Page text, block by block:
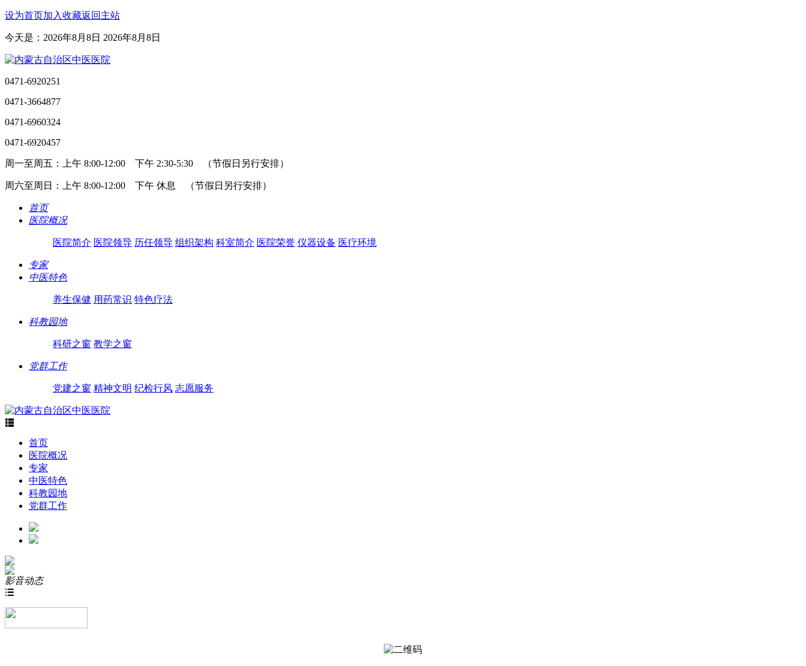
设为首页加入收藏返回主站
今天是：2026年8月8日 2026年8月8日
0471-6920251
0471-3664877
0471-6960324
0471-6920457
周一至周五：上午 8:00-12:00 下午 2:30-5:30 （节假日另行安排）
周六至周日：上午 8:00-12:00 下午 休息 （节假日另行安排）
首页
医院概况
医院简介 医院领导 历任领导 组织架构 科室简介 医院荣誉 仪器设备 医疗环境
专家
中医特色
养生保健 用药常识 特色疗法
科教园地
科研之窗 教学之窗
党群工作
党建之窗 精神文明 纪检行风 志愿服务

首页
医院概况
专家
中医特色
科教园地
党群工作
影音动态
